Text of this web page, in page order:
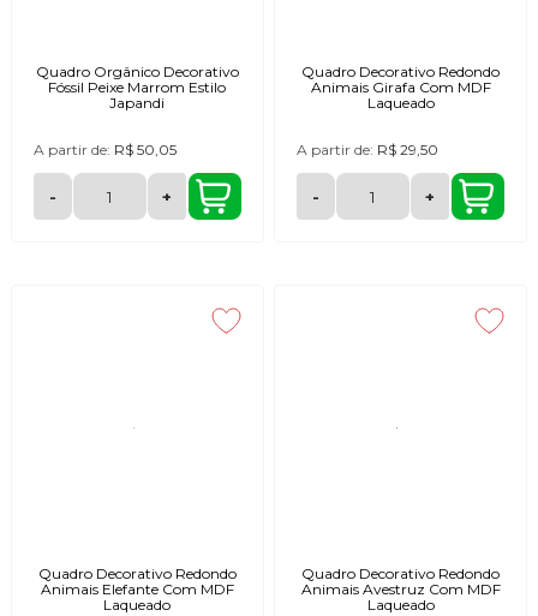
Quadro Orgânico Decorativo
Fóssil Peixe Marrom Estilo
Japandi
A partir de: R$ 50,05
- +
Quadro Decorativo Redondo
Animais Girafa Com MDF
Laqueado
A partir de: R$ 29,50
- +
Quadro Decorativo Redondo
Animais Elefante Com MDF
Laqueado
Quadro Decorativo Redondo
Animais Avestruz Com MDF
Laqueado